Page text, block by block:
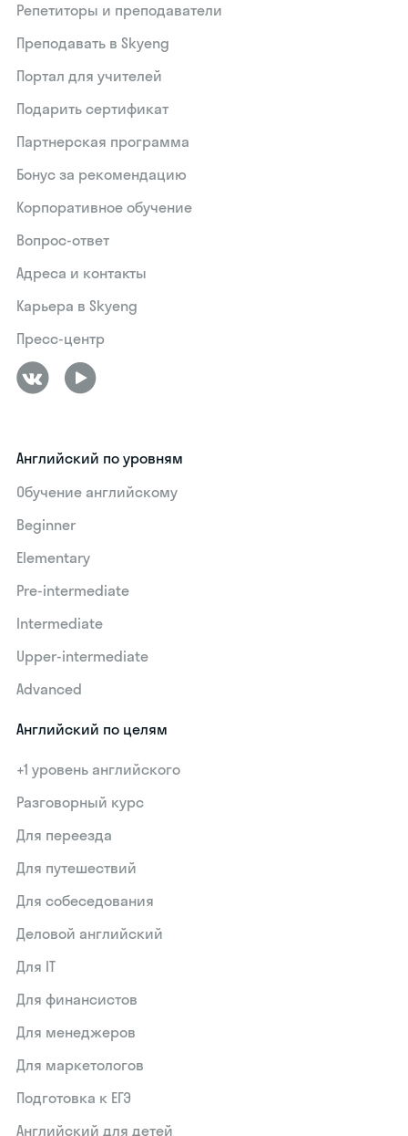
Репетиторы и преподаватели
Преподавать в Skyeng
Портал для учителей
Подарить сертификат
Партнерская программа
Бонус за рекомендацию
Корпоративное обучение
Вопрос-ответ
Адреса и контакты
Карьера в Skyeng
Пресс-центр
Английский по уровням
Обучение английскому
Beginner
Elementary
Pre-intermediate
Intermediate
Upper-intermediate
Advanced
Английский по целям
+1 уровень английского
Разговорный курс
Для переезда
Для путешествий
Для собеседования
Деловой английский
Для IT
Для финансистов
Для менеджеров
Для маркетологов
Подготовка к ЕГЭ
Английский для детей